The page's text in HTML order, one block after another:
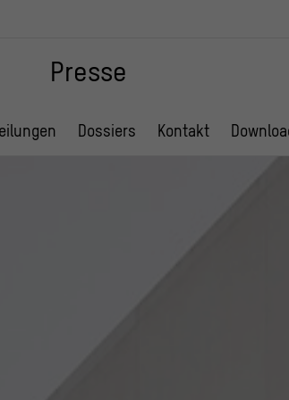
Presse
Dossiers Kontakt